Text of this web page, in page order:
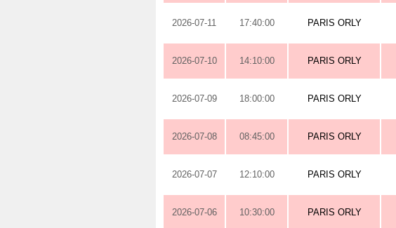
2026-07-11 17:40:00 PARIS ORLY
2026-07-10 14:10:00 PARIS ORLY
2026-07-09 18:00:00 PARIS ORLY
2026-07-08 08:45:00 PARIS ORLY
2026-07-07 12:10:00 PARIS ORLY
2026-07-06 10:30:00 PARIS ORLY